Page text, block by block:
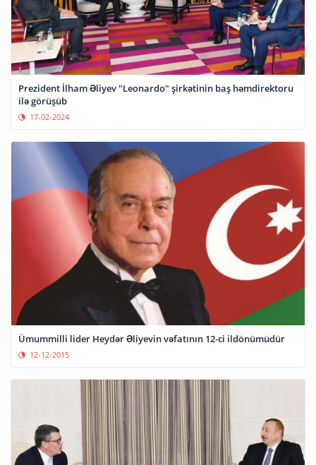
Prezident İlham Əliyev "Leonardo" şirkətinin baş həmdirektoru
ilə görüşüb
17-02-2024
Ümummilli lider Heydər Əliyevin vəfatının 12-ci ildönümüdür
12-12-2015